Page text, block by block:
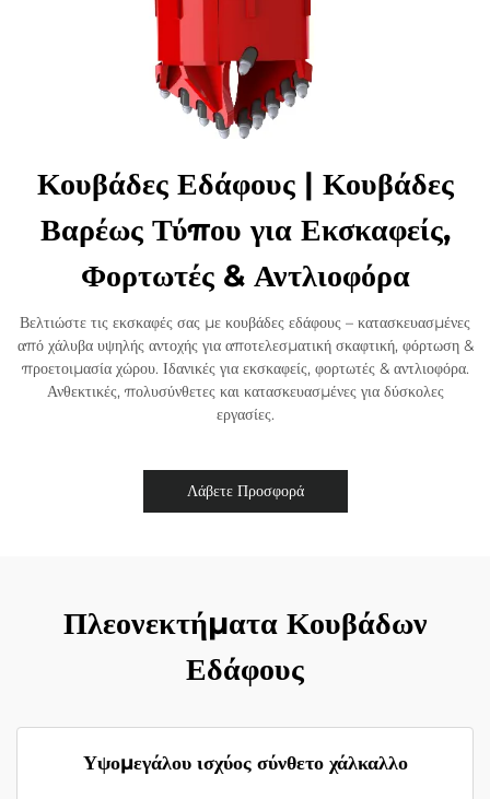
Κουβάδες Εδάφους | Κουβάδες
Βαρέως Τύπου για Εκσκαφείς,
Φορτωτές & Αντλιοφόρα
Βελτιώστε τις εκσκαφές σας με κουβάδες εδάφους – κατασκευασμένες
από χάλυβα υψηλής αντοχής για αποτελεσματική σκαφτική, φόρτωση &
προετοιμασία χώρου. Ιδανικές για εκσκαφείς, φορτωτές & αντλιοφόρα.
Ανθεκτικές, πολυσύνθετες και κατασκευασμένες για δύσκολες
εργασίες.
Λάβετε Προσφορά
Πλεονεκτήματα Κουβάδων
Εδάφους
Υψομεγάλου ισχύος σύνθετο χάλκαλλο